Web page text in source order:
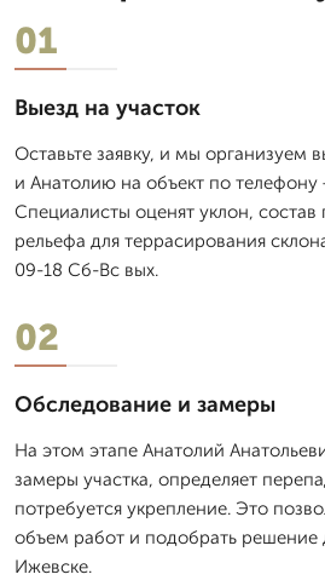
01
Выезд на участок
Оставьте заявку, и мы организуем
и Анатолию на объект по телефону
Специалисты оценят уклон, состав
рельефа для террасирования
09-18 Сб-Вс вых.
02
Обследование и замеры
На этом этапе Анатолий
замеры участка, определяет
потребуется укрепление. Это
объем работ и подобрать решение
Ижевске.